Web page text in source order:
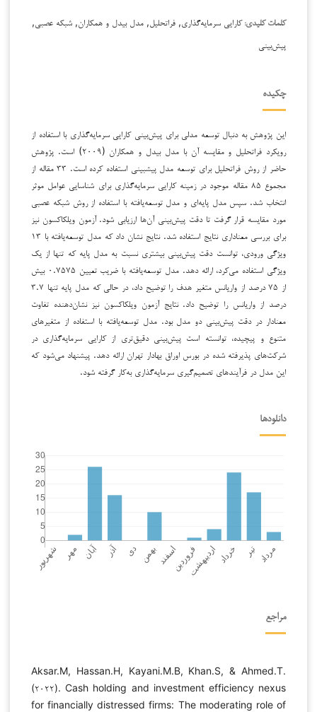
کلمات کلیدی: کارایی سرمایه‌گذاری, فراتحلیل, مدل بیدل و همکاران, شبکه عصبی,
پیش‌بینی
چکیده
این پژوهش به دنبال توسعه مدلی برای پیش‌بینی کارایی سرمایه‌گذاری با استفاده از
رویکرد فراتحلیل و مقایسه آن با مدل بیدل و همکاران (۲۰۰۹) است. پژوهش
حاضر از روش فراتحلیل برای توسعه مدل پیشبینی استفاده کرده است. ۳۳ مقاله از
مجموع ۸۵ مقاله موجود در زمینه کارایی سرمایه‌گذاری برای شناسایی عوامل موثر
انتخاب شد. سپس مدل پایه‌ای و مدل توسعه‌یافته با استفاده از روش شبکه عصبی
مورد مقایسه قرار گرفت تا دقت پیش‌بینی آن‌ها ارزیابی شود. آزمون ویلکاکسون نیز
برای بررسی معناداری نتایج استفاده شد. نتایج نشان داد که مدل توسعه‌یافته با ۱۳
ویژگی ورودی، توانست دقت پیش‌بینی بیشتری نسبت به مدل پایه که تنها از یک
ویژگی استفاده می‌کرد، ارائه دهد. مدل توسعه‌یافته با ضریب تعیین ۰.۷۵۷۵ بیش
از ۷۵ درصد از واریانس متغیر هدف را توضیح داد، در حالی که مدل پایه تنها ۳.۷
درصد از واریانس را توضیح داد. نتایج آزمون ویلکاکسون نیز نشان‌دهنده تفاوت
معنادار در دقت پیش‌بینی دو مدل بود. مدل توسعه‌یافته با استفاده از متغیرهای
متنوع و پیچیده، توانسته است پیش‌بینی دقیق‌تری از کارایی سرمایه‌گذاری در
شرکت‌های پذیرفته شده در بورس اوراق بهادار تهران ارائه دهد. پیشنهاد می‌شود که
این مدل در فرآیندهای تصمیم‌گیری سرمایه‌گذاری به‌کار گرفته شود.
دانلودها
مراجع
Aksar.M, Hassan.H, Kayani.M.B, Khan.S, & Ahmed.T.
(۲۰۲۲). Cash holding and investment efficiency nexus
for financially distressed firms: The moderating role of